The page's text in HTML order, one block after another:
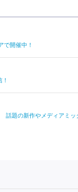
開催中！
！
題の新作やメディアミ